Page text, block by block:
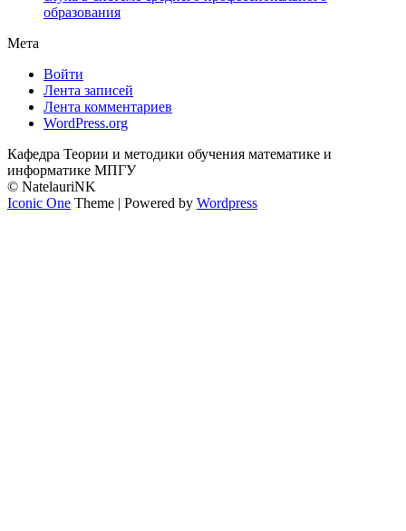
образования
Мета
Войти
Лента записей
Лента комментариев
WordPress.org
Кафедра Теории и методики обучения математике и
информатике МПГУ
© NatelauriNK
Iconic One Theme | Powered by Wordpress